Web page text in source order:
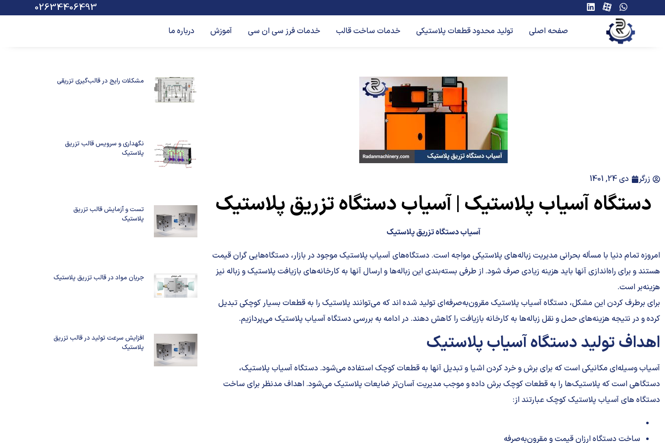
02634406493
صفحه اصلی تولید محدود قطعات پلاستیکی خدمات ساخت قالب خدمات فرز سی ان سی آموزش درباره ما
زرگر دی 24, 1401
دستگاه آسیاب پلاستیک | آسیاب دستگاه تزریق پلاستیک
آسیاب دستگاه تزریق پلاستیک
امروزه تمام دنیا با مسأله بحرانی مدیریت زباله‌های پلاستیکی مواجه است. دستگاه‌های آسیاب پلاستیک موجود در بازار، دستگاه‌هایی گران قیمت
هستند و برای راه‌اندازی آنها باید هزینه زیادی صرف شود. از طرفی بسته‌بندی این زباله‌ها و ارسال آنها به کارخانه‌های بازیافت پلاستیک و زباله نیز
هزینه‌بر است.
برای برطرف کردن این مشکل، دستگاه آسیاب پلاستیک مقرون‌به‌صرفه‌ای تولید شده اند که می‌توانند پلاستیک را به قطعات بسیار کوچکی تبدیل
کرده و در نتیجه هزینه‌های حمل و نقل زباله‌ها به کارخانه بازیافت را کاهش دهند. در ادامه به بررسی دستگاه آسیاب پلاستیک می‌پردازیم.
اهداف تولید دستگاه آسیاب پلاستیک
آسیاب وسیله‌ای مکانیکی است که برای برش و خرد کردن اشیا و تبدیل آنها به قطعات کوچک استفاده می‌شود. دستگاه آسیاب پلاستیک،
دستگاهی است که پلاستیک‌ها را به قطعات کوچک برش داده و موجب مدیریت آسان‌تر ضایعات پلاستیک می‌شود. اهداف مدنظر برای ساخت
دستگاه های آسیاب پلاستیک کوچک عبارتند از:
ساخت دستگاه ارزان قیمت و مقرون‌به‌صرفه
مشکلات رایج در قالب‌گیری تزریقی
نگهداری و سرویس قالب تزریق
پلاستیک
تست و آزمایش قالب تزریق
پلاستیک
جریان مواد در قالب تزریق پلاستیک
افزایش سرعت تولید در قالب تزریق
پلاستیک